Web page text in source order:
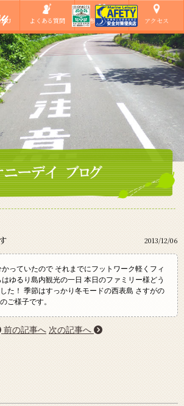
よくある質問 ご参加の方へ アクセス
2013/12/06
っていたので それまでにフットワーク軽くフィ
ゆるり島内観光の一日 本日のファミリー様どう
た！ 季節はすっかり冬モードの西表島 さすがの
ご様子です。
前の記事へ 次の記事へ